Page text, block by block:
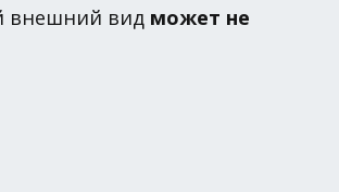
внешний вид может не